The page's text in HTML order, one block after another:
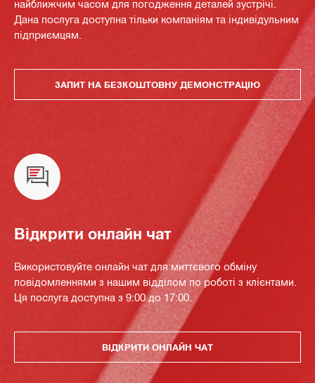
найближчим часом для погодження деталей зустрічі.
Дана послуга доступна тільки компаніям та індивідульним
підприємцям.
ЗАПИТ НА БЕЗКОШТОВНУ ДЕМОНСТРАЦІЮ
Відкрити онлайн чат
Використовуйте онлайн чат для миттєвого обміну
повідомленнями з нашим відділом по роботі з клієнтами.
Ця послуга доступна з 9:00 до 17:00.
ВІДКРИТИ ОНЛАЙН ЧАТ